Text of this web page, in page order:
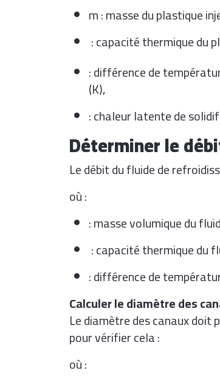
m: masse du plastique
: capacité thermique du
: différence de
(K),
: chaleur latente de
Déterminer le
Le débit du fluide de
où :
: masse volumique du
: capacité thermique du
: différence de
Calculer le diamètre des
Le diamètre des canaux doit
pour vérifier cela :
où :